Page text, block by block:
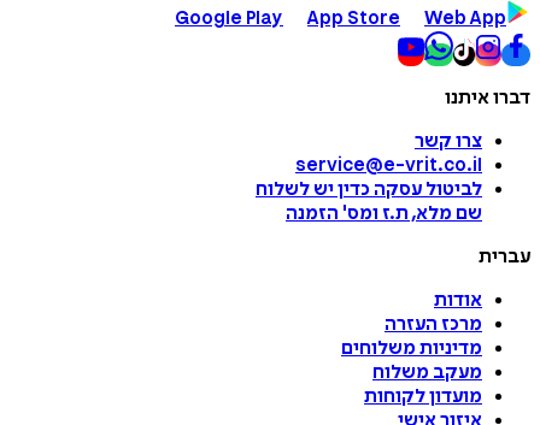
Google Play
App Store Web App
דברו איתנו
צרו קשר
service@e-vrit.co.il
לביטול עסקה כדין יש לשלוח
שם מלא, ת.ז ומס' הזמנה
עברית
אודות
מרכז העזרה
מדיניות משלוחים
מעקב משלוח
מועדון לקוחות
איזור אישי